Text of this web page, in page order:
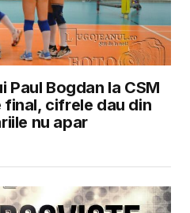
Paul Bogdan la CSM
final, cifrele dau din
nu apar